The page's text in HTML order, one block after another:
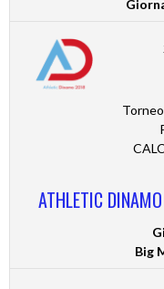
ATHLETIC
Big